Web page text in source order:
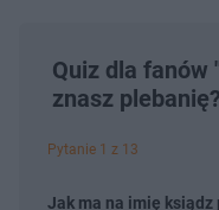
Quiz dla fanów
znasz plebanię?
Pytanie 1 z 13
Jak ma na imię